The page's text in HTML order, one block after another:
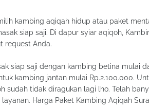
kambing aqiqah hidup atau paket
siap saji. Di dapur syiar aqiqoh,
request Anda.
siap saji dengan kambing betina mulai
kambing jantan mulai Rp.2.100.000.
sudah tidak diragukan lagi lho. Telah
Harga Paket Kambing Aqiqah